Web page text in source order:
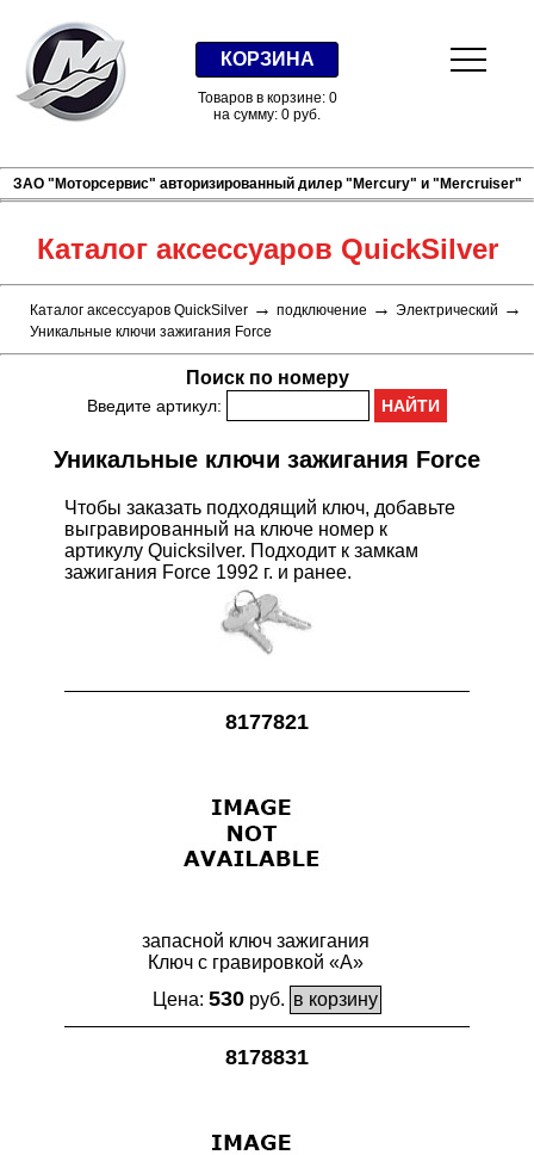
КОРЗИНА
Товаров в корзине: 0
на сумму: 0 руб.
ЗАО "Моторсервис" авторизированный дилер "Mercury" и "Mercruiser"
Каталог аксессуаров QuickSilver
Каталог аксессуаров QuickSilver → подключение → Электрический →
Уникальные ключи зажигания Force
Поиск по номеру
Введите артикул:
Уникальные ключи зажигания Force
Чтобы заказать подходящий ключ, добавьте
выгравированный на ключе номер к
артикулу Quicksilver. Подходит к замкам
зажигания Force 1992 г. и ранее.
8177821
запасной ключ зажигания
Ключ с гравировкой «А»
Цена: 530 руб.
8178831